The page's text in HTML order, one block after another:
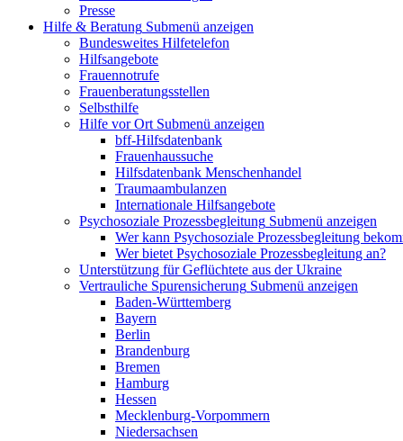
Presse
Hilfe & Beratung Submenü anzeigen
Bundesweites Hilfetelefon
Hilfsangebote
Frauennotrufe
Frauenberatungsstellen
Selbsthilfe
Hilfe vor Ort Submenü anzeigen
bff-Hilfsdatenbank
Frauenhaussuche
Hilfsdatenbank Menschenhandel
Traumaambulanzen
Internationale Hilfsangebote
Psychosoziale Prozessbegleitung Submenü anzeigen
Wer kann Psychosoziale Prozessbegleitung
Wer bietet Psychosoziale Prozessbegleitung an?
Unterstützung für Geflüchtete aus der Ukraine
Vertrauliche Spurensicherung Submenü anzeigen
Baden-Württemberg
Bayern
Berlin
Brandenburg
Bremen
Hamburg
Hessen
Mecklenburg-Vorpommern
Niedersachsen